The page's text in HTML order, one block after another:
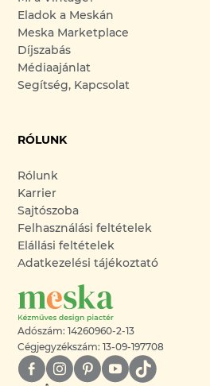
Eladok a Meskán
Meska Marketplace
Díjszabás
Médiaajánlat
Segítség, Kapcsolat
RÓLUNK
Rólunk
Karrier
Sajtószoba
Felhasználási feltételek
Elállási feltételek
Adatkezelési tájékoztató
Adószám: 14260960-2-13
Cégjegyzékszám: 13-09-197708